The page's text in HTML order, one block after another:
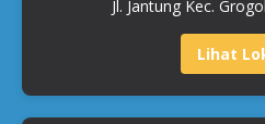
Jl. Jantung Kec.
Lihat